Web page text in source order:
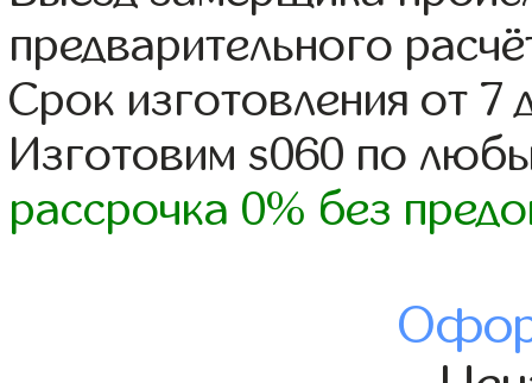
предварительного
Срок изготовления от 7
Изготовим s060 по
рассрочка 0% без